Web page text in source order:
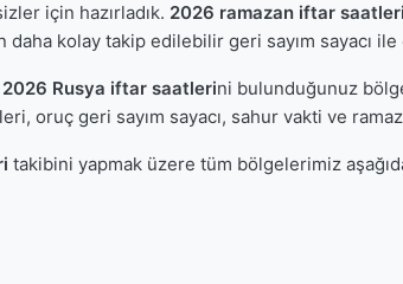
için hazırladık. 2026 ramazan iftar
daha kolay takip edilebilir geri sayım sayacı
2026 Rusya iftar saatlerini bulunduğunuz
oruç geri sayım sayacı, sahur vakti ve
takibini yapmak üzere tüm bölgelerimiz